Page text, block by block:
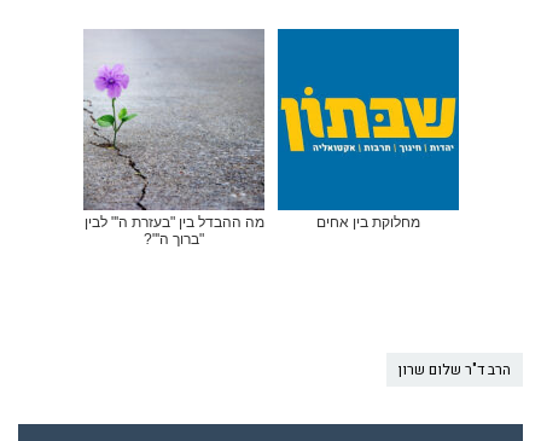
מחלוקת בין אחים
מה ההבדל בין "בעזרת ה'" לבין
"ברוך ה'"?
הרב ד"ר שלום שרון